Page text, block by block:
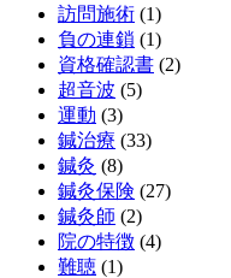
訪問施術 (1)
負の連鎖 (1)
資格確認書 (2)
超音波 (5)
運動 (3)
鍼治療 (33)
鍼灸 (8)
鍼灸保険 (27)
鍼灸師 (2)
院の特徴 (4)
難聴 (1)